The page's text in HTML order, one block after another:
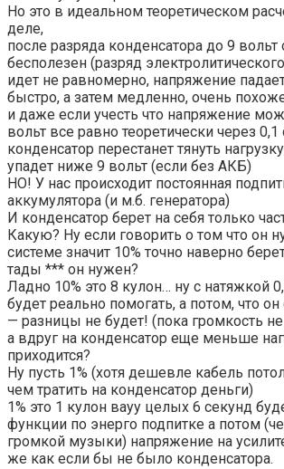
Но это в идеальном теоретическом
деле,
после разряда конденсатора до 9 вольт
бесполезен (разряд
идет не равномерно, напряжение
быстро, а затем медленно, очень
и даже если учесть что напряжение
вольт все равно теоретически через
конденсатор перестанет тянуть
упадет ниже 9 вольт (если без АКБ)
НО! У нас происходит постоянная
аккумулятора (и м.б. генератора)
И конденсатор берет на себя только
Какую? Ну если говорить о том что он
системе значит 10% точно наверно
тады *** он нужен?
Ладно 10% это 8 кулон… ну с натяжкой
будет реально помогать, а потом, что он
— разницы не будет! (пока громкость
а вдруг на конденсатор еще меньше
приходится?
Ну пусть 1% (хотя дешевле кабель
чем тратить на конденсатор деньги)
1% это 1 кулон вауу целых 6 секунд
функции по энерго подпитке а потом
громкой музыки) напряжение на
же как если бы не было конденсатора.